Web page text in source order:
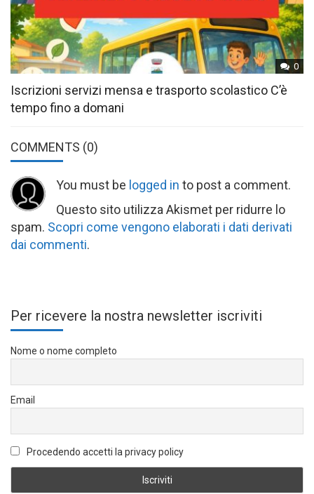
0
Iscrizioni servizi mensa e trasporto scolastico C’è
tempo fino a domani
COMMENTS (0)
You must be logged in to post a comment.
Questo sito utilizza Akismet per ridurre lo
spam. Scopri come vengono elaborati i dati derivati
dai commenti.
Per ricevere la nostra newsletter iscriviti
Nome o nome completo
Email
Procedendo accetti la privacy policy